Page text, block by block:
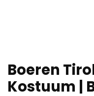
Boeren
Kostuum |